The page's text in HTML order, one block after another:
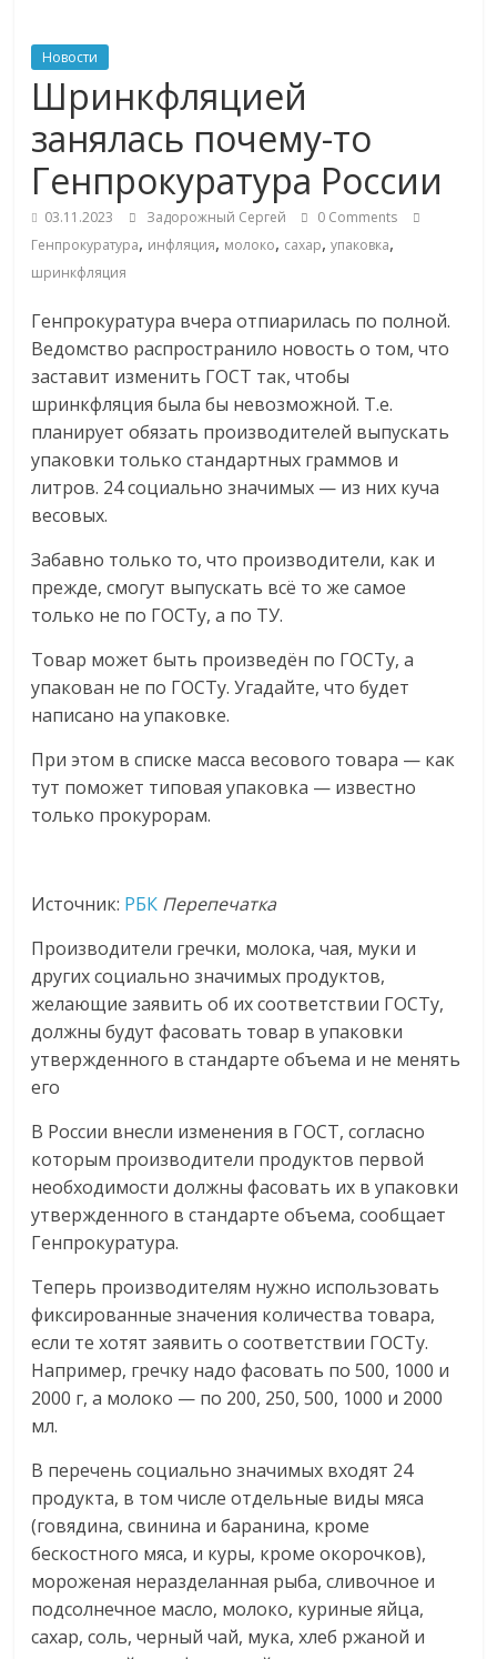
ритейле,
логистике,
технологиях,
соцсетях
Портал
онлайн-
торговле,
сервисах
для
Commerce,
ритейле,
логистике,
технологиях,
соцсетях.
Нам
важно,
как
знать
как
меняет
жизнь
людей
эти
изменения
читателем.
Новости
Шринкфляцией
занялась почему-то
Генпрокуратура России
03.11.2023 Задорожный Сергей
0 Comments
Генпрокуратура, инфляция, молоко, сахар,упаковка,
шринкфляция
Генпрокуратура вчера отпиарилась по полной.
Ведомство распространило новость о том, что
заставит изменить ГОСТ так, чтобы
шринкфляция была бы невозможной. Т.е.
планирует обязать производителей выпускать
упаковки только стандартных граммов и
литров. 24 социально значимых — из них куча
весовых.
Забавно только то, что производители, как и
прежде, смогут выпускать всё то же самое
только не по ГОСТу, а по ТУ.
Товар может быть произведён по ГОСТу, а
упакован не по ГОСТу. Угадайте, что будет
написано на упаковке.
При этом в списке масса весового товара — как
тут поможет типовая упаковка — известно
только прокурорам.
Источник: РБК Перепечатка
Производители гречки, молока, чая, муки и
других социально значимых продуктов,
желающие заявить об их соответствии ГОСТу,
должны будут фасовать товар в упаковки
утвержденного в стандарте объема и не менять
его
В России внесли изменения в ГОСТ, согласно
которым производители продуктов первой
необходимости должны фасовать их в упаковки
утвержденного в стандарте объема, сообщает
Генпрокуратура.
Теперь производителям нужно использовать
фиксированные значения количества товара,
если те хотят заявить о соответствии ГОСТу.
Например, гречку надо фасовать по 500, 1000 и
2000 г, а молоко — по 200, 250, 500, 1000 и 2000
мл.
В перечень социально значимых входят 24
продукта, в том числе отдельные виды мяса
(говядина, свинина и баранина, кроме
бескостного мяса, и куры, кроме окорочков),
мороженая неразделанная рыба, сливочное и
подсолнечное масло, молоко, куриные яйца,
сахар, соль, черный чай, мука, хлеб ржаной и